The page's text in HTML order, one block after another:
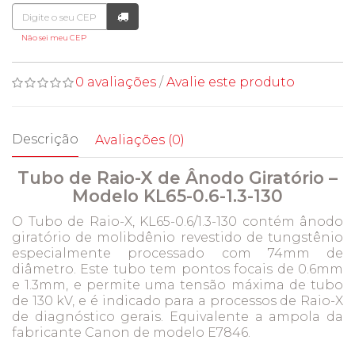
Não sei meu CEP
0 avaliações / Avalie este produto
Descrição Avaliações (0)
Tubo de Raio-X de Ânodo Giratório –
Modelo KL65-0.6-1.3-130
O Tubo de Raio-X, KL65-0.6/1.3-130 contém ânodo
giratório de molibdênio revestido de tungstênio
especialmente processado com 74mm de
diâmetro. Este tubo tem pontos focais de 0.6mm
e 1.3mm, e permite uma tensão máxima de tubo
de 130 kV, e é indicado para a processos de Raio-X
de diagnóstico gerais. Equivalente a ampola da
fabricante Canon de modelo E7846.